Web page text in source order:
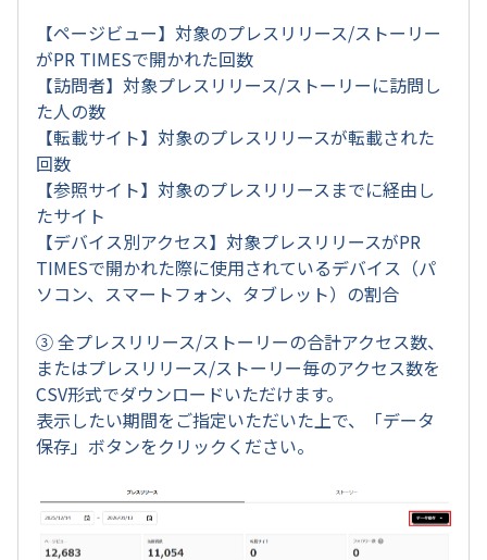
【ページビュー】対象のプレスリリース/ストーリー
がPR TIMESで開かれた回数
【訪問者】対象プレスリリース/ストーリーに訪問し
た人の数
【転載サイト】対象のプレスリリースが転載された
回数
【参照サイト】対象のプレスリリースまでに経由し
たサイト
【デバイス別アクセス】対象プレスリリースがPR
TIMESで開かれた際に使用されているデバイス（パ
ソコン、スマートフォン、タブレット）の割合
③ 全プレスリリース/ストーリーの合計アクセス数、
またはプレスリリース/ストーリー毎のアクセス数を
CSV形式でダウンロードいただけます。
表示したい期間をご指定いただいた上で、「データ
保存」ボタンをクリックください。